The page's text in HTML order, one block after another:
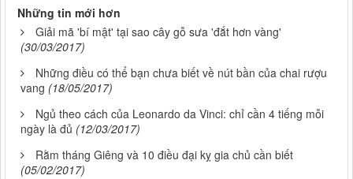
Những tin mới hơn
Giải mã 'bí mật' tại sao cây gỗ sưa 'đắt hơn vàng'
(30/03/2017)
Những điều có thể bạn chưa biết về nút bần của chai rượu
vang (18/05/2017)
Ngủ theo cách của Leonardo da Vinci: chỉ cần 4 tiếng mỗi
ngày là đủ (12/03/2017)
Rằm tháng Giêng và 10 điều đại kỵ gia chủ cần biết
(05/02/2017)